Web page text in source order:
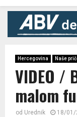
MENU
Hercegovina Naše
VIDEO /
malom
od Urednik 18/01/